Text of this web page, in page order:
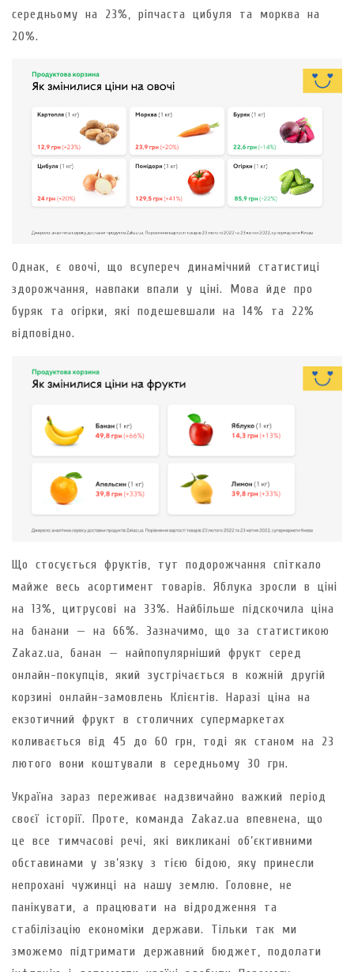
середньому на 23%, ріпчаста цибуля та морква на
20%.
Однак, є овочі, що всупереч динамічний статистиці
здорожчання, навпаки впали у ціні. Мова йде про
буряк та огірки, які подешевшали на 14% та 22%
відповідно.
Що стосується фруктів, тут подорожчання спіткало
майже весь асортимент товарів. Яблука зросли в ціні
на 13%, цитрусові на 33%. Найбільше підскочила ціна
на банани — на 66%. Зазначимо, що за статистикою
Zakaz.ua, банан — найпопулярніший фрукт серед
онлайн-покупців, який зустрічається в кожній другій
корзині онлайн-замовлень Клієнтів. Наразі ціна на
екзотичний фрукт в столичних супермаркетах
коливається від 45 до 60 грн, тоді як станом на 23
лютого вони коштували в середньому 30 грн.
Україна зараз переживає надзвичайно важкий період
своєї історії. Проте, команда Zakaz.ua впевнена, що
це все тимчасові речі, які викликані об’єктивними
обставинами у зв’язку з тією бідою, яку принесли
непрохані чужинці на нашу землю. Головне, не
панікувати, а працювати на відродження та
стабілізацію економіки держави. Тільки так ми
зможемо підтримати державний бюджет, подолати